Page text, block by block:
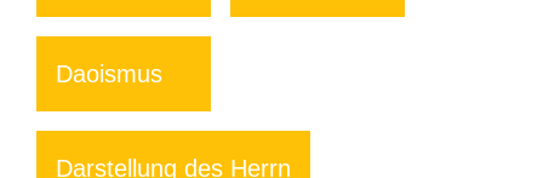
Daoismus
Darstellung des Herrn